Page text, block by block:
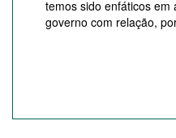
temos sido enfáticos em
governo com relação,